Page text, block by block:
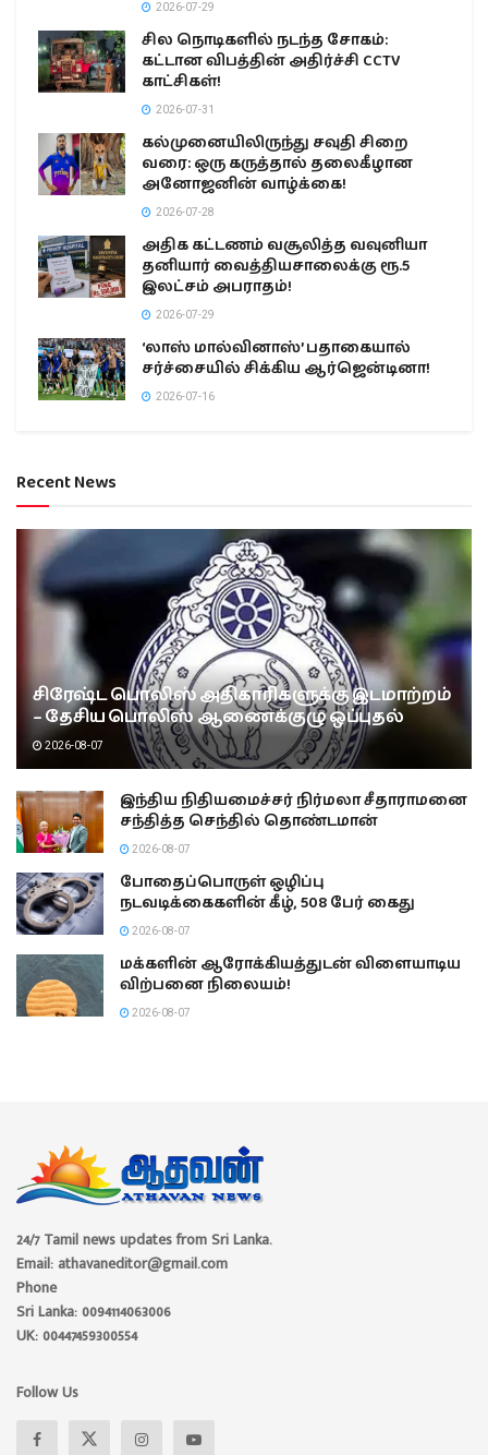
2026-07-29
சில நொடிகளில் நடந்த சோகம்:
கட்டான விபத்தின் அதிர்ச்சி CCTV
காட்சிகள்!
2026-07-31
கல்முனையிலிருந்து சவுதி சிறை
வரை: ஒரு கருத்தால் தலைகீழான
அனோஜனின் வாழ்க்கை!
2026-07-28
அதிக கட்டணம் வசூலித்த வவுனியா
தனியார் வைத்தியசாலைக்கு ரூ.5
இலட்சம் அபராதம்!
2026-07-29
‘லாஸ் மால்வினாஸ்’ பதாகையால்
சர்ச்சையில் சிக்கிய ஆர்ஜென்டினா!
2026-07-16
Recent News
சிரேஷ்ட பொலிஸ் அதிகாரிகளுக்கு இடமாற்றம்
– தேசிய பொலிஸ் ஆணைக்குழு ஒப்புதல்
2026-08-07
இந்திய நிதியமைச்சர் நிர்மலா சீதாராமனை
சந்தித்த செந்தில் தொண்டமான்
2026-08-07
போதைப்பொருள் ஒழிப்பு
நடவடிக்கைகளின் கீழ், 508 பேர் கைது
2026-08-07
மக்களின் ஆரோக்கியத்துடன் விளையாடிய
விற்பனை நிலையம்!
2026-08-07
24/7 Tamil news updates from Sri Lanka.
Email: athavaneditor@gmail.com
Phone
Sri Lanka: 0094114063006
UK: 00447459300554
Follow Us